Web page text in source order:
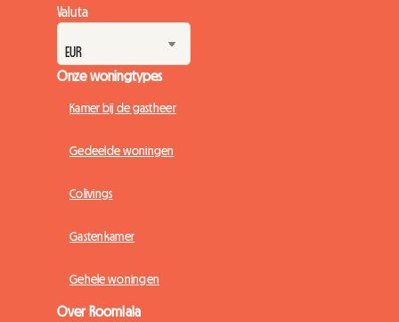
Valuta
Onze woningtypes
Kamer bij de gastheer
Gedeelde woningen
Colivings
Gastenkamer
Gehele woningen
Over Roomlala